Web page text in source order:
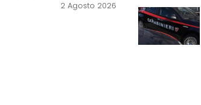
2 Agosto 2026